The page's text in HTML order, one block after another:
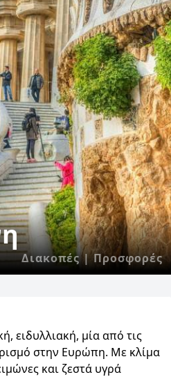
Διακοπές | Προσφορές
ειδυλλιακή, μία από τις
στην Ευρώπη. Με κλίμα
και ζεστά υγρά